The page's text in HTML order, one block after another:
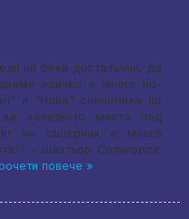
ни бяха достатъчни, да
всичко е много по-
и "Нова" спечелиха по
заветното място под
ни съперник е много
– Шахтьор Солигорск.
повече »